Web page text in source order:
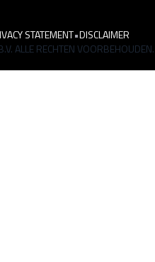
STATEMENT•DISCLAIMER
ALLE RECHTEN VOORBEHOUDEN.